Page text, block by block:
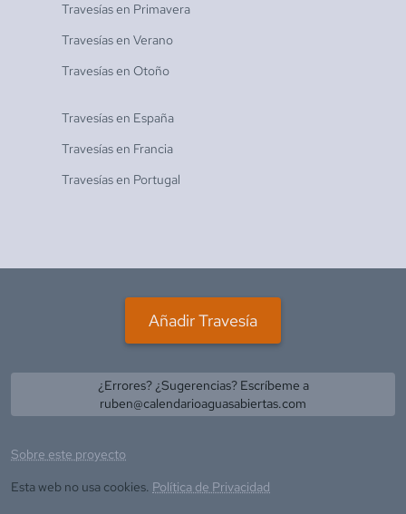
Travesías en Primavera
Travesías en Verano
Travesías en Otoño
Travesías en España
Travesías en Francia
Travesías en Portugal
Añadir Travesía
¿Errores? ¿Sugerencias? Escríbeme a
ruben@calendarioaguasabiertas.com
Sobre este proyecto
Esta web no usa cookies. Política de Privacidad